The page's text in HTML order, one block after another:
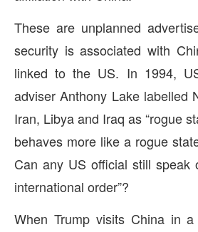
These are unplanned
security is associated with
linked to the US. In 1994,
adviser Anthony Lake labelled
Iran, Libya and Iraq as “rogue
behaves more like a rogue
Can any US official still speak
international order”?
When Trump visits China in